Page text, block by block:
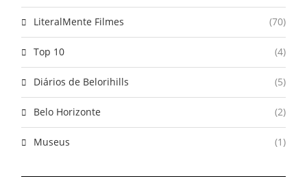
LiteralMente Filmes (70)
Top 10 (4)
Diários de Belorihills (5)
Belo Horizonte (2)
Museus (1)